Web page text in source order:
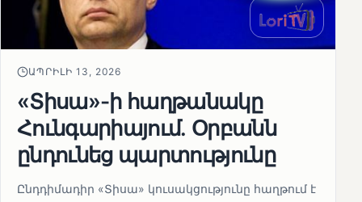
ԱՊՐԻԼԻ 13, 2026
«Տիսա»-ի հաղթանակը
Հունգարիայում․ Օրբանն
ընդունեց պարտությունը
Ընդդիմադիր «Տիսա» կուսակցությունը հաղթում է